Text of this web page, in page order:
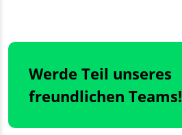
Werde Teil unseres
freundlichen Teams!